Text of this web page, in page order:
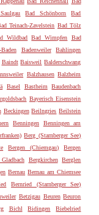
Bad Schönborn
Bad
Teinach-Zavelstein Bad Tölz
Wildbad Bad Wimpfen
Bad
Badenweiler
Bahlingen
Baindt Baisweil Balderschwang
Balzhausen Balzheim
Basel Bastheim
Baudenbach
Bayerisch Eisenstein
Beckingen Beilngries Beilstein
Benningen
Benningen am
Berg (Starnberger See)
Bergen (Chiemgau)
Bergen
Bergkirchen
Berglen
Bernau Bernau am Chiemsee
Bernried (Starnberger See)
Betzigau Beuren Beuron
Bichl Bidingen
Biebelried